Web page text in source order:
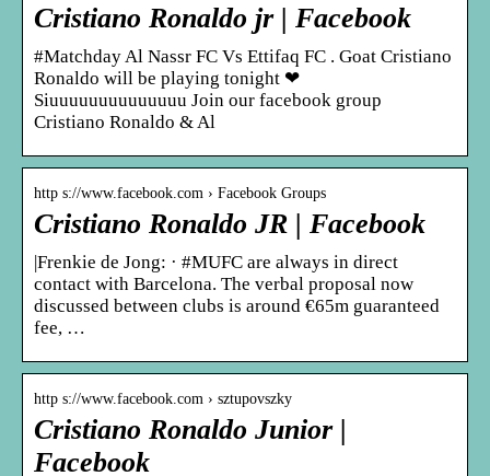
Cristiano Ronaldo jr | Facebook
#Matchday Al Nassr FC Vs Ettifaq FC . Goat Cristiano
Ronaldo will be playing tonight ❤
Siuuuuuuuuuuuuuu Join our facebook group
Cristiano Ronaldo & Al
http s://www.facebook.com › Facebook Groups
Cristiano Ronaldo JR | Facebook
|Frenkie de Jong: · #MUFC are always in direct
contact with Barcelona. The verbal proposal now
discussed between clubs is around €65m guaranteed
fee, …
http s://www.facebook.com › sztupovszky
Cristiano Ronaldo Junior |
Facebook